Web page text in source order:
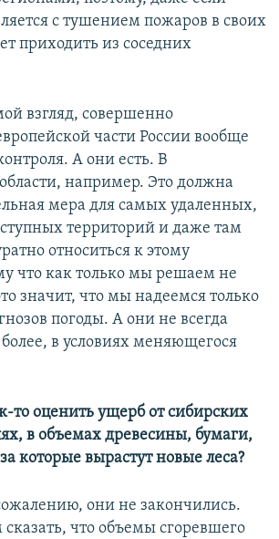
с тушением пожаров в своих
приходить из соседних
взгляд, совершенно
части России вообще
А они есть. В
например. Это должна
мера для самых удаленных,
территорий и даже там
относиться к этому
что как только мы решаем не
значит, что мы надеемся только
погоды. А они не всегда
в условиях меняющегося
оценить ущерб от сибирских
в объемах древесины, бумаги,
которые вырастут новые леса?
они не закончились.
что объемы сгоревшего